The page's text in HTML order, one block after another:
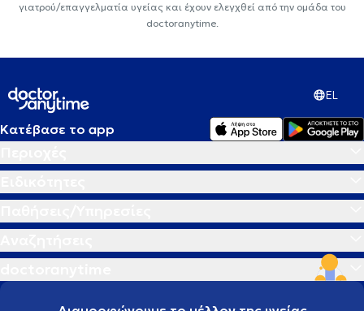
γιατρού/επαγγελματία υγείας και έχουν ελεγχθεί από την ομάδα του
doctoranytime.
EL
Κατέβασε το app